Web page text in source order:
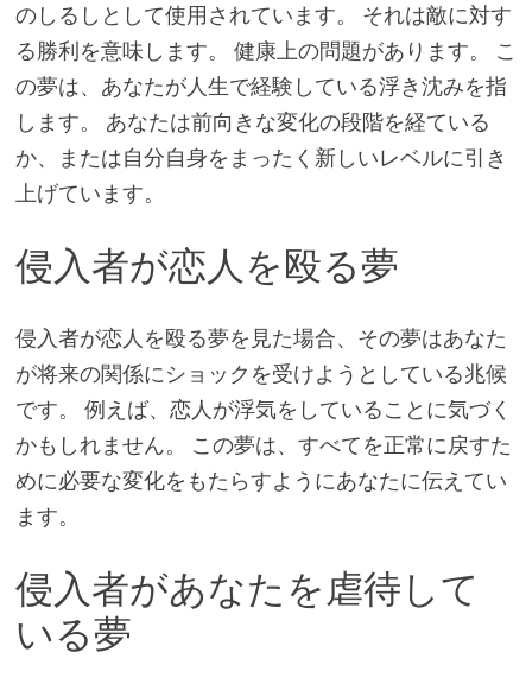
のしるしとして使用されています。 それは敵に対す
る勝利を意味します。 健康上の問題があります。 こ
の夢は、あなたが人生で経験している浮き沈みを指
します。 あなたは前向きな変化の段階を経ている
か、または自分自身をまったく新しいレベルに引き
上げています。
侵入者が恋人を殴る夢
侵入者が恋人を殴る夢を見た場合、その夢はあなた
が将来の関係にショックを受けようとしている兆候
です。 例えば、恋人が浮気をしていることに気づく
かもしれません。 この夢は、すべてを正常に戻すた
めに必要な変化をもたらすようにあなたに伝えてい
ます。
侵入者があなたを虐待して
いる夢